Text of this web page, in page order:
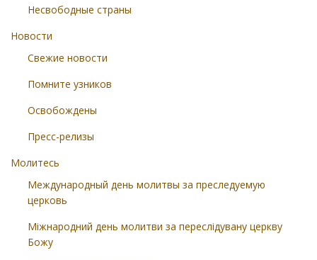
Несвободные страны
Новости
Свежие новости
Помните узников
Освобождены
Пресс-релизы
Молитесь
Международный день молитвы за преследуемую
церковь
Міжнародний день молитви за переслідувану церкву
Божу